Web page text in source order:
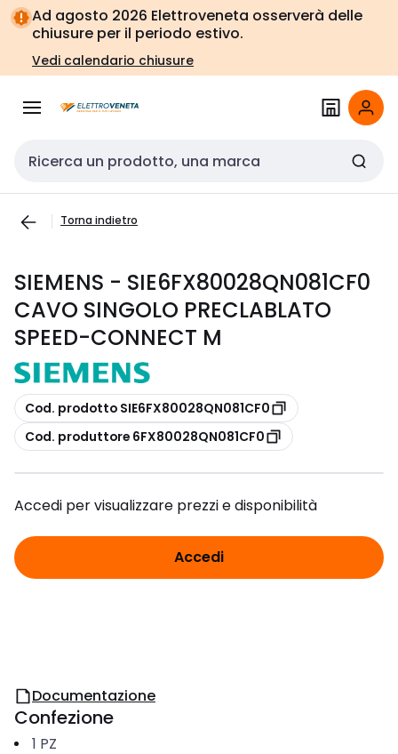
Vai alla
navigazione
Vai
alla
pagina
Ad agosto 2026 Elettroveneta osserverà delle
chiusure per il periodo estivo.
Vedi calendario chiusure
Cerca input
Torna indietro
SIEMENS - SIE6FX80028QN081CF0
CAVO SINGOLO PRECLABLATO
SPEED-CONNECT M
copia
Cod. prodotto SIE6FX80028QN081CF0
copia
Cod. produttore 6FX80028QN081CF0
Accedi per visualizzare prezzi e disponibilità
Accedi
Documentazione
Confezione
1 PZ